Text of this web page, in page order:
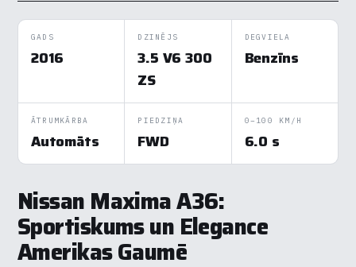
GADS
2016
DZINĒJS
3.5 V6 300
ZS
DEGVIELA
Benzīns
ĀTRUMKĀRBA
Automāts
PIEDZIŅA
FWD
0–100 KM/H
6.0 s
Nissan Maxima A36:
Sportiskums un Elegance
Amerikas Gaumē